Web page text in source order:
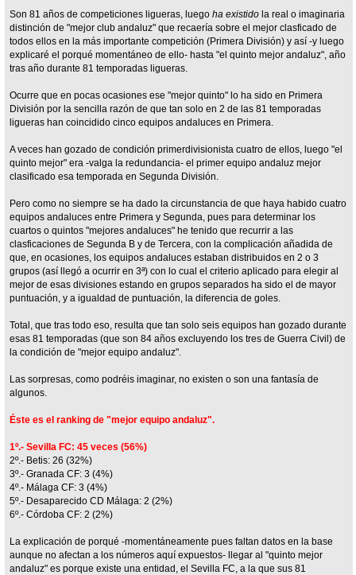
Son 81 años de competiciones ligueras, luegoha existido la real o imaginaria
distinción de "mejor club andaluz" que recaería sobre el mejor clasficado de
todos ellos en la más importante competición (Primera División) y así -y luego
explicaré el porqué momentáneo de ello- hasta "el quinto mejor andaluz", año
tras año durante 81 temporadas ligueras.
Ocurre que en pocas ocasiones ese "mejor quinto" lo ha sido en Primera
División por la sencilla razón de que tan solo en 2 de las 81 temporadas
ligueras han coincidido cinco equipos andaluces en Primera.
A veces han gozado de condición primerdivisionista cuatro de ellos, luego "el
quinto mejor" era -valga la redundancia- el primer equipo andaluz mejor
clasificado esa temporada en Segunda División.
Pero como no siempre se ha dado la circunstancia de que haya habido cuatro
equipos andaluces entre Primera y Segunda, pues para determinar los
cuartos o quintos "mejores andaluces" he tenido que recurrir a las
clasficaciones de Segunda B y de Tercera, con la complicación añadida de
que, en ocasiones, los equipos andaluces estaban distribuidos en 2 o 3
grupos (así llegó a ocurrir en 3ª) con lo cual el criterio aplicado para elegir al
mejor de esas divisiones estando en grupos separados ha sido el de mayor
puntuación, y a igualdad de puntuación, la diferencia de goles.
Total, que tras todo eso, resulta que tan solo seis equipos han gozado durante
esas 81 temporadas (que son 84 años excluyendo los tres de Guerra Civil) de
la condición de "mejor equipo andaluz".
Las sorpresas, como podréis imaginar, no existen o son una fantasía de
algunos.
Éste es el ranking de "mejor equipo andaluz".
1º.- Sevilla FC: 45 veces (56%)
2º.- Betis: 26 (32%)
3º.- Granada CF: 3 (4%)
4º.- Málaga CF: 3 (4%)
5º.- Desaparecido CD Málaga: 2 (2%)
6º.- Córdoba CF: 2 (2%)
La explicación de porqué -momentáneamente pues faltan datos en la base
aunque no afectan a los números aquí expuestos- llegar al "quinto mejor
andaluz" es porque existe una entidad, el Sevilla FC, a la que sus 81